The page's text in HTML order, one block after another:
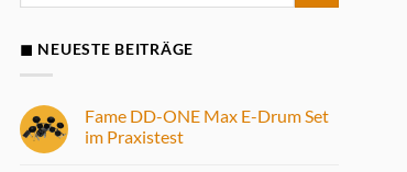
◼ NEUESTE BEITRÄGE
Fame DD-ONE Max E-Drum Set
im Praxistest